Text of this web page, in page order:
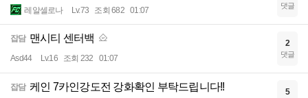
레알셀로나 Lv.73 조회 682 01:07 댓글
잡담 맨시티 센터백
Asd44 Lv.16 조회 232 01:07
2
댓글
잡담 케인 7카인강도전 강화확인 부탁드립니다!! 5